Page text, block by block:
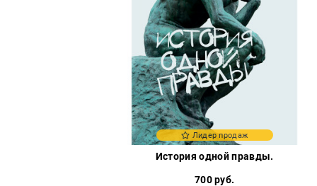
Лидер продаж
История одной правды.
700 руб.